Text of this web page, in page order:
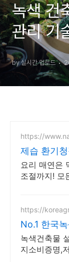
녹색 건
관리 기
경 조성
by 실시간 업로드
https://
제습 환기
나비엔
요리 매연은
조절까지! 모
https://
No.1 한국
녹색건축물
지소비증명,